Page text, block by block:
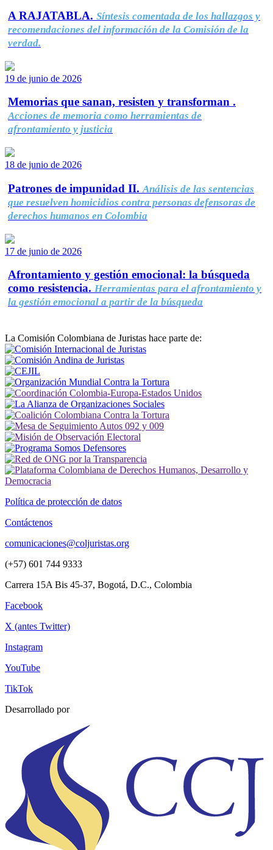
A RAJATABLA. Síntesis comentada de los hallazgos y
recomendaciones del información de la Comisión de la
verdad.
19 de junio de 2026
Memorias que sanan, resisten y transforman .
Acciones de memoria como herramientas de
afrontamiento y justicia
18 de junio de 2026
Patrones de impunidad II. Análisis de las sentencias
que resuelven homicidios contra personas defensoras de
derechos humanos en Colombia
17 de junio de 2026
Afrontamiento y gestión emocional: la búsqueda
como resistencia. Herramientas para el afrontamiento y
la gestión emocional a partir de la búsqueda
La Comisión Colombiana de Juristas hace parte de:
Política de protección de datos
Contáctenos
comunicaciones@coljuristas.org
(+57) 601 744 9333
Carrera 15A Bis 45-37, Bogotá, D.C., Colombia
Facebook
X (antes Twitter)
Instagram
YouTube
TikTok
Desarrollado por